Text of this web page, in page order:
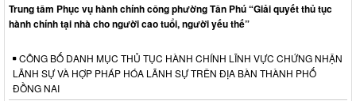
Trung tâm Phục vụ hành chính công phường Tân Phú “Giải quyết thủ tục
hành chính tại nhà cho người cao tuổi, người yếu thế”
CÔNG BỐ DANH MỤC THỦ TỤC HÀNH CHÍNH LĨNH VỰC CHỨNG NHẬN
LÃNH SỰ VÀ HỢP PHÁP HÓA LÃNH SỰ TRÊN ĐỊA BÀN THÀNH PHỐ
ĐỒNG NAI